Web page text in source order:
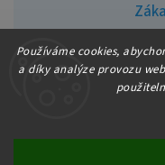
Používáme cookies,
a díky analýze provozu